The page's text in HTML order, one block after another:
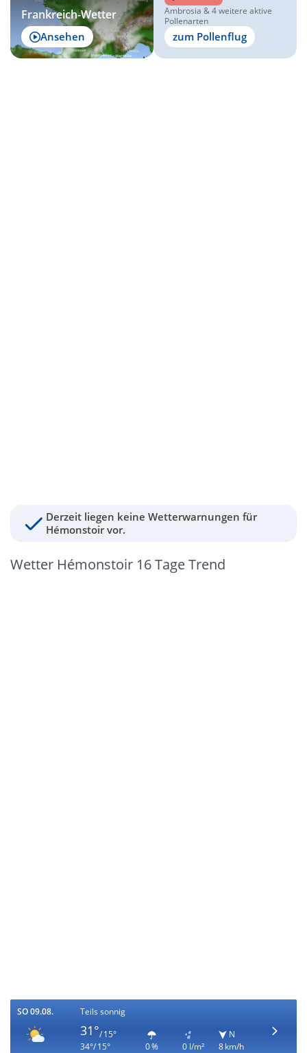
Frankreich-Wetter
Ansehen
Ambrosia & 4 weitere aktive
Pollenarten
zum Pollenflug
Derzeit liegen keine Wetterwarnungen für
Hémonstoir vor.
Wetter Hémonstoir 16 Tage Trend
SO 09.08. Teils sonnig
31°/ 15°
34°/ 15°
0 % 0 l/m²
N
8 km/h